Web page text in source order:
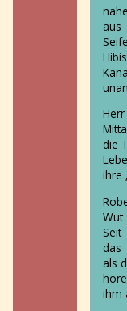
die
ihre
das
als
ihm